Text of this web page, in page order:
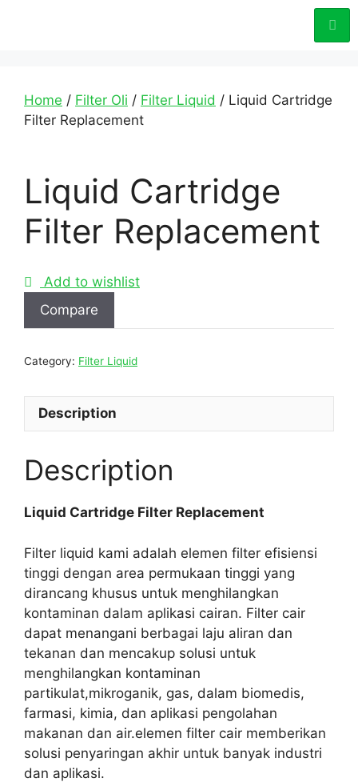
Home / Filter Oli / Filter Liquid / Liquid Cartridge
Filter Replacement
Liquid Cartridge
Filter Replacement
Add to wishlist
Compare
Category: Filter Liquid
Description
Description
Liquid Cartridge Filter Replacement
Filter liquid kami adalah elemen filter efisiensi
tinggi dengan area permukaan tinggi yang
dirancang khusus untuk menghilangkan
kontaminan dalam aplikasi cairan. Filter cair
dapat menangani berbagai laju aliran dan
tekanan dan mencakup solusi untuk
menghilangkan kontaminan
partikulat,mikroganik, gas, dalam biomedis,
farmasi, kimia, dan aplikasi pengolahan
makanan dan air.elemen filter cair memberikan
solusi penyaringan akhir untuk banyak industri
dan aplikasi.